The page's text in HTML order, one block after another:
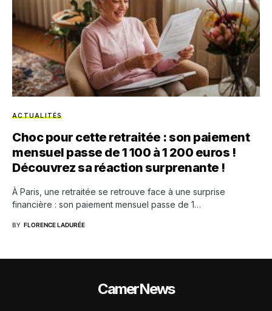
ACTUALITÉS
Choc pour cette retraitée : son paiement
mensuel passe de 1 100 à 1 200 euros !
Découvrez sa réaction surprenante !
À Paris, une retraitée se retrouve face à une surprise
financière : son paiement mensuel passe de 1…
BY FLORENCE LADURÉE
CamerNews